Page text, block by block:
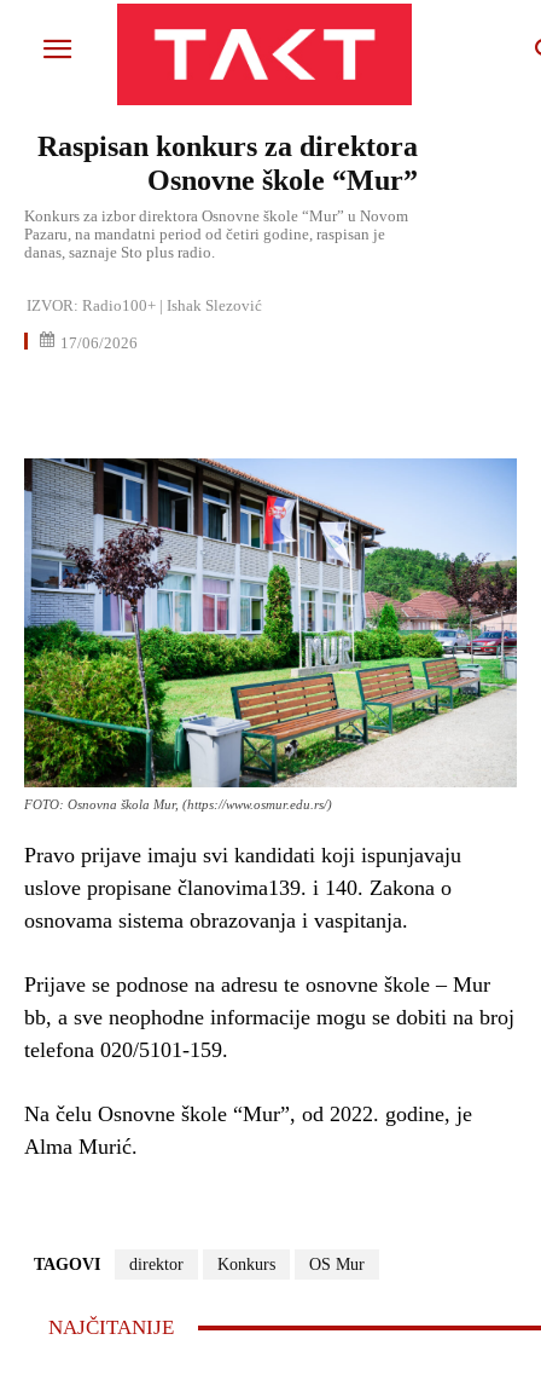
Raspisan konkurs za direktora
Osnovne škole “Mur”
Konkurs za izbor direktora Osnovne škole “Mur” u Novom
Pazaru, na mandatni period od četiri godine, raspisan je
danas, saznaje Sto plus radio.
IZVOR: Radio100+ | Ishak Slezović
17/06/2026
FOTO: Osnovna škola Mur, (https://www.osmur.edu.rs/)
Pravo prijave imaju svi kandidati koji ispunjavaju
uslove propisane članovima139. i 140. Zakona o
osnovama sistema obrazovanja i vaspitanja.
Prijave se podnose na adresu te osnovne škole – Mur
bb, a sve neophodne informacije mogu se dobiti na broj
telefona 020/5101-159.
Na čelu Osnovne škole “Mur”, od 2022. godine, je
Alma Murić.
TAGOVI direktor Konkurs OS Mur
NAJČITANIJE